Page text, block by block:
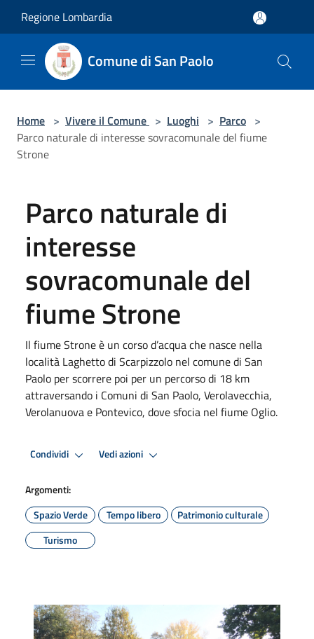
Regione Lombardia
Comune di San Paolo
Home > Vivere il Comune > Luoghi > Parco >
Parco naturale di interesse sovracomunale del fiume
Strone
Parco naturale di
interesse
sovracomunale del
fiume Strone
Il fiume Strone è un corso d’acqua che nasce nella
località Laghetto di Scarpizzolo nel comune di San
Paolo per scorrere poi per un percorso di 18 km
attraversando i Comuni di San Paolo, Verolavecchia,
Verolanuova e Pontevico, dove sfocia nel fiume Oglio.
Condividi Vedi azioni
Argomenti:
Spazio Verde
Tempo libero
Patrimonio culturale
Turismo